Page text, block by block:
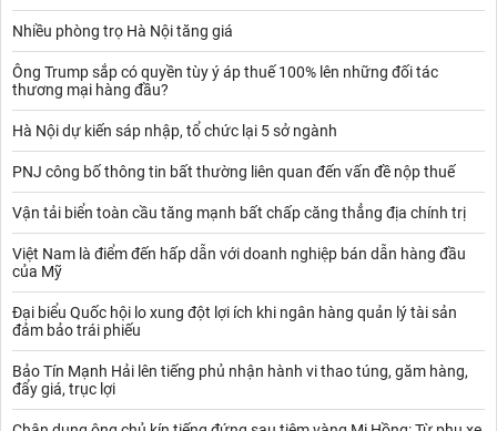
Nhiều phòng trọ Hà Nội tăng giá
Ông Trump sắp có quyền tùy ý áp thuế 100% lên những đối tác
thương mại hàng đầu?
Hà Nội dự kiến sáp nhập, tổ chức lại 5 sở ngành
PNJ công bố thông tin bất thường liên quan đến vấn đề nộp thuế
Vận tải biển toàn cầu tăng mạnh bất chấp căng thẳng địa chính trị
Việt Nam là điểm đến hấp dẫn với doanh nghiệp bán dẫn hàng đầu
của Mỹ
Đại biểu Quốc hội lo xung đột lợi ích khi ngân hàng quản lý tài sản
đảm bảo trái phiếu
Bảo Tín Mạnh Hải lên tiếng phủ nhận hành vi thao túng, găm hàng,
đẩy giá, trục lợi